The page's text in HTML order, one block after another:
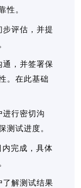
性。
评估，并提
，并签署保
。在此基础
进行密切沟
测试进度。
完成，具体
了解测试结果